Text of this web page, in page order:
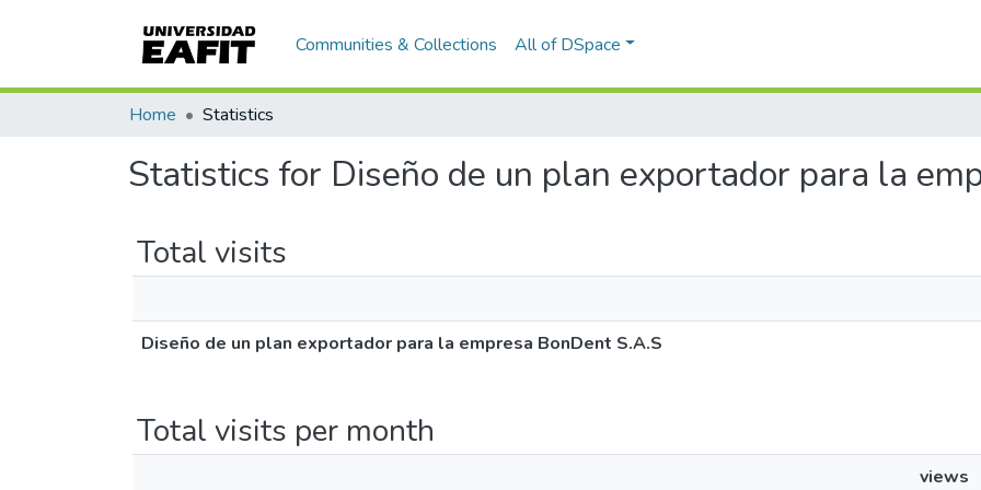
Communities & Collections All of DSpace
Home Statistics
Statistics for Diseño de un plan exportador para la
Total visits
Diseño de un plan exportador para la empresa BonDent S.A.S
Total visits per month
views